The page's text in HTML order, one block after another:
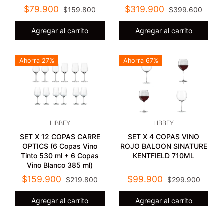
$79.900 $159.800
Agregar al carrito
$319.900 $399.600
Agregar al carrito
Ahorra 27%
LIBBEY
SET X 12 COPAS CARRE
OPTICS (6 Copas Vino
Tinto 530 ml + 6 Copas
Vino Blanco 385 ml)
$159.900 $219.800
Agregar al carrito
Ahorra 67%
LIBBEY
SET X 4 COPAS VINO
ROJO BALOON SINATURE
KENTFIELD 710ML
$99.900 $299.900
Agregar al carrito